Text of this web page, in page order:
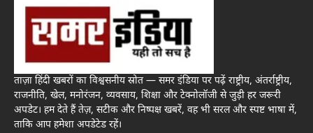
ताज़ा हिंदी खबरों का विश्वसनीय स्रोत — समर इंडिया पर पढ़ें राष्ट्रीय, अंतर्राष्ट्रीय,
राजनीति, खेल, मनोरंजन, व्यवसाय, शिक्षा और टेक्नोलॉजी से जुड़ी हर जरूरी
अपडेट। हम देते हैं तेज़, सटीक और निष्पक्ष खबरें, वह भी सरल और स्पष्ट भाषा में,
ताकि आप हमेशा अपडेटेड रहें।